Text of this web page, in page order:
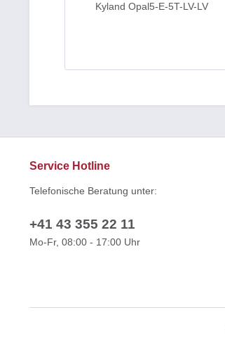
Kyland Opal5-E-5T-LV-LV
Service Hotline
Telefonische Beratung unter:
+41 43 355 22 11
Mo-Fr, 08:00 - 17:00 Uhr